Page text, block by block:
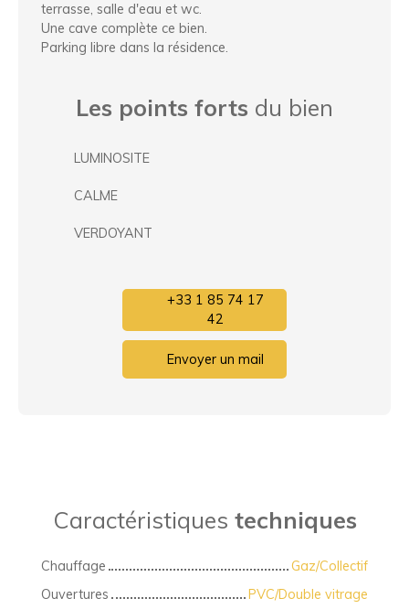
terrasse, salle d'eau et wc.
Une cave complète ce bien.
Parking libre dans la résidence.
Les points forts du bien
LUMINOSITE
CALME
VERDOYANT
+33 1 85 74 17
42
Envoyer un mail
Caractéristiques techniques
Chauffage
Gaz/Collectif
Ouvertures
PVC/Double vitrage